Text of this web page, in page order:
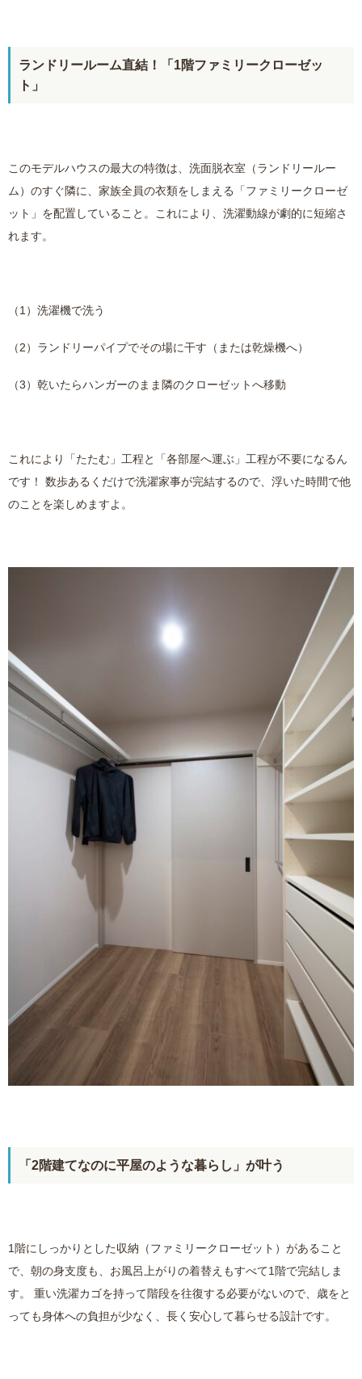
ランドリールーム直結！「1階ファミリークローゼッ
ト」
このモデルハウスの最大の特徴は、洗面脱衣室（ランドリールー
ム）のすぐ隣に、家族全員の衣類をしまえる「ファミリークローゼ
ット」を配置していること。これにより、洗濯動線が劇的に短縮さ
れます。
（1）洗濯機で洗う
（2）ランドリーパイプでその場に干す（または乾燥機へ）
（3）乾いたらハンガーのまま隣のクローゼットへ移動
これにより「たたむ」工程と「各部屋へ運ぶ」工程が不要になるん
です！ 数歩あるくだけで洗濯家事が完結するので、浮いた時間で他
のことを楽しめますよ。
「2階建てなのに平屋のような暮らし」が叶う
1階にしっかりとした収納（ファミリークローゼット）があること
で、朝の身支度も、お風呂上がりの着替えもすべて1階で完結しま
す。 重い洗濯カゴを持って階段を往復する必要がないので、歳をと
っても身体への負担が少なく、長く安心して暮らせる設計です。